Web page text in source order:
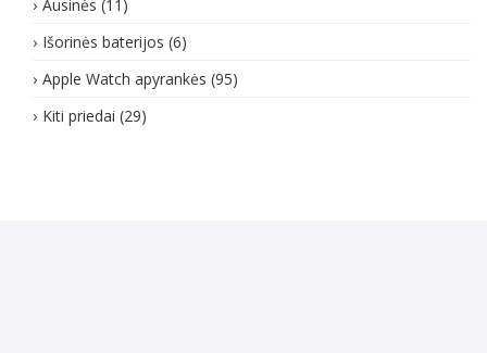
Ausinės (11)
Išorinės baterijos (6)
Apple Watch apyrankės (95)
Kiti priedai (29)